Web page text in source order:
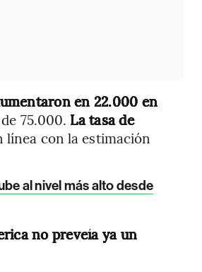
en 22.000 en
75.000. La tasa de
línea con la estimación
al nivel más alto desde
no preveía ya un